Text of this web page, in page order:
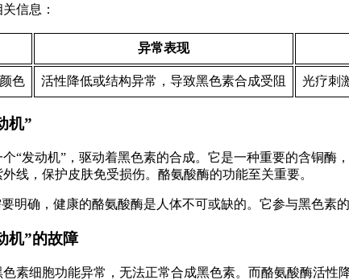
信息：
异常表现
色 活性降低或结构异常，导致黑色素合成受阻 光疗刺
机”
“发动机”，驱动着黑色素的合成。它是一种重要的含铜
线，保护皮肤免受损伤。酪氨酸酶的功能至关重要。
明确，健康的酪氨酸酶是人体不可或缺的。它参与黑色素
机”的故障
素细胞功能异常，无法正常合成黑色素。而酪氨酸酶活性